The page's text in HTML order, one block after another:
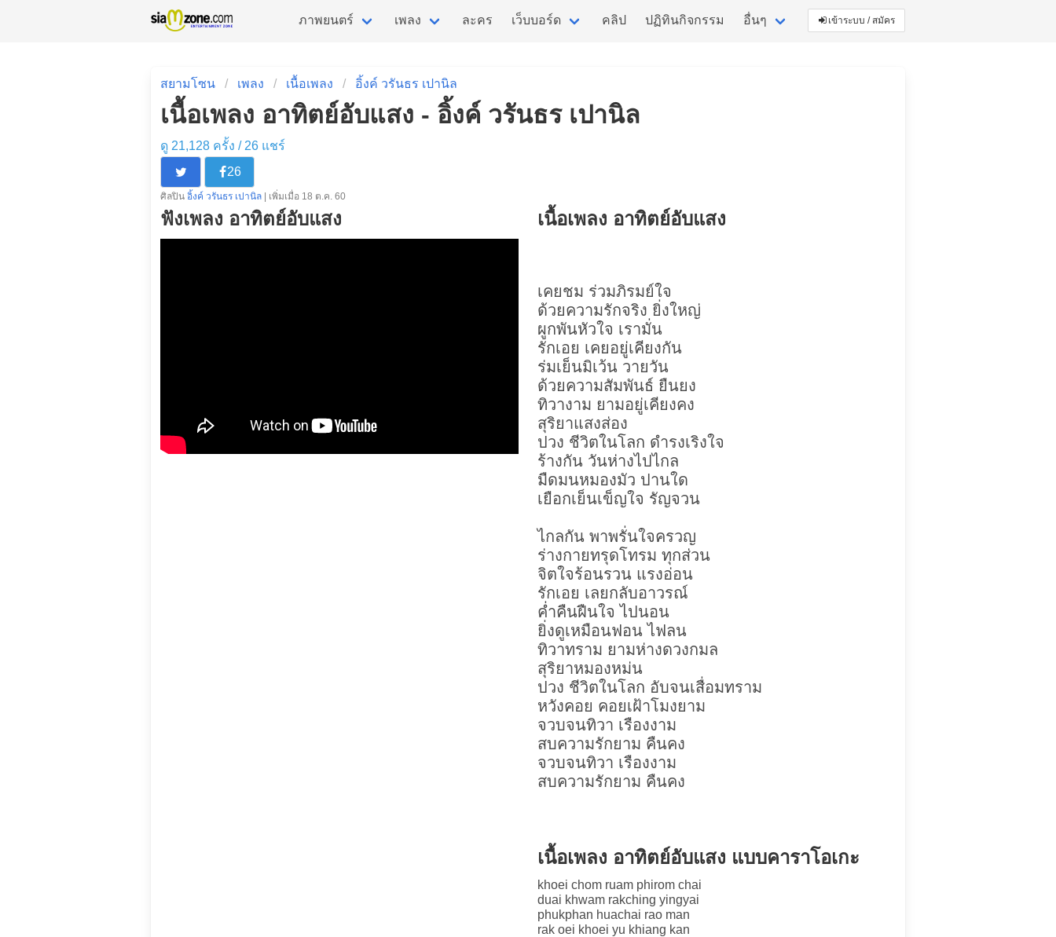
ภาพยนตร์ เพลง ละคร เว็บบอร์ด คลิป ปฏิทินกิจกรรม อื่นๆ เข้าระบบ / สมัคร
สยามโซน เพลง เนื้อเพลง อิ้งค์ วรันธร เปานิล
เนื้อเพลง อาทิตย์อับแสง - อิ้งค์ วรันธร เปานิล
ดู 21,128 ครั้ง / 26 แชร์
26
ศิลปิน อิ้งค์ วรันธร เปานิล | เพิ่มเมื่อ 18 ต.ค. 60
ฟังเพลง อาทิตย์อับแสง เนื้อเพลง อาทิตย์อับแสง
เคยชม ร่วมภิรมย์ใจ
ด้วยความรักจริง ยิ่งใหญ่
ผูกพันหัวใจ เรามั่น
รักเอย เคยอยู่เคียงกัน
ร่มเย็นมิเว้น วายวัน
ด้วยความสัมพันธ์ ยืนยง
ทิวางาม ยามอยู่เคียงคง
สุริยาแสงส่อง
ปวง ชีวิตในโลก ดำรงเริงใจ
ร้างกัน วันห่างไปไกล
มืดมนหมองมัว ปานใด
เยือกเย็นเข็ญใจ รัญจวน
ไกลกัน พาพรั่นใจครวญ
ร่างกายทรุดโทรม ทุกส่วน
จิตใจร้อนรวน แรงอ่อน
รักเอย เลยกลับอาวรณ์
ค่ำคืนฝืนใจ ไปนอน
ยิ่งดูเหมือนฟอน ไฟลน
ทิวาทราม ยามห่างดวงกมล
สุริยาหมองหม่น
ปวง ชีวิตในโลก อับจนเสื่อมทราม
หวังคอย คอยเฝ้าโมงยาม
จวบจนทิวา เรืองงาม
สบความรักยาม คืนคง
จวบจนทิวา เรืองงาม
สบความรักยาม คืนคง
เนื้อเพลง อาทิตย์อับแสง แบบคาราโอเกะ
khoei chom ruam phirom chai
duai khwam rakching yingyai
phukphan huachai rao man
rak oei khoei yu khiang kan